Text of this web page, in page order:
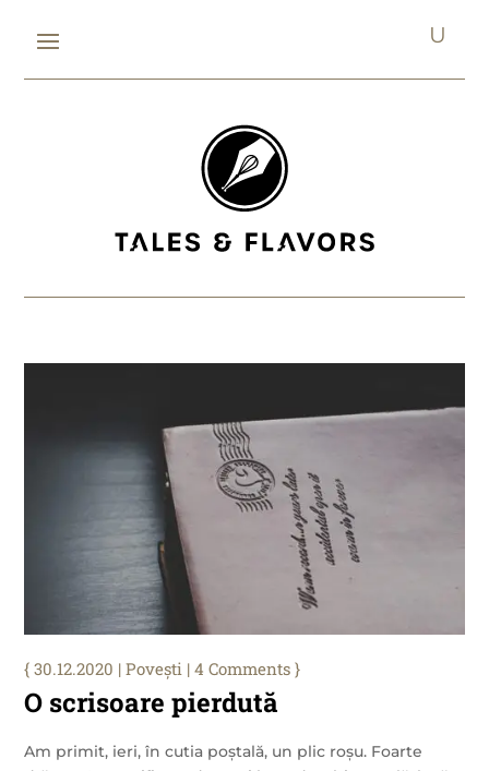
O scrisoare pierdută
30.12.2020 |Povești | 4 Comments
Am primit, ieri, în cutia poștală, un plic roșu. Foarte